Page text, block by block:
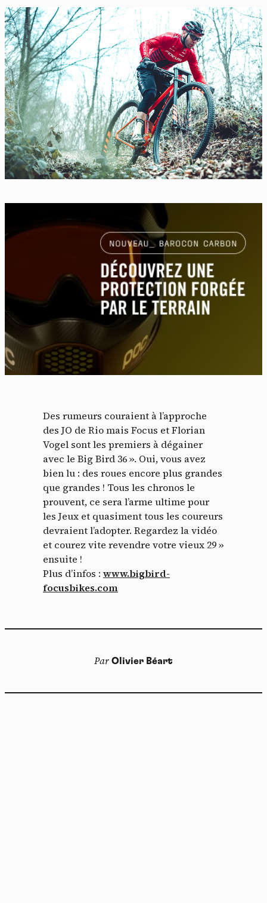
Des rumeurs couraient à l’approche
des JO de Rio mais Focus et Florian
Vogel sont les premiers à dégainer
avec le Big Bird 36 ». Oui, vous avez
bien lu : des roues encore plus grandes
que grandes ! Tous les chronos le
prouvent, ce sera l’arme ultime pour
les Jeux et quasiment tous les coureurs
devraient l’adopter. Regardez la vidéo
et courez vite revendre votre vieux 29 »
ensuite !
Plus d’infos : www.bigbird-
focusbikes.com
Par Olivier Béart